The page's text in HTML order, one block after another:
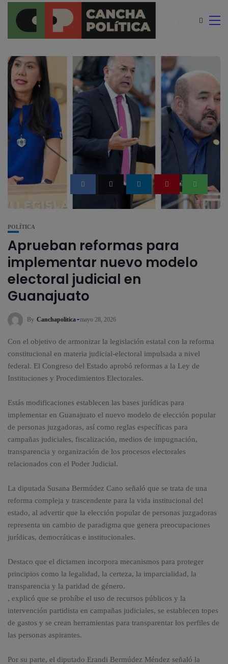
POLÍTICA
Aprueban reformas para
implementar nuevo modelo
electoral judicial en
Guanajuato
By Canchapolitica mayo 28, 2026
Con el objetivo de armonizar la legislación estatal con la reforma
constitucional en materia judicial-electoral impulsada a nivel
federal. El Congreso del Estado aprobó reformas a la Ley de
Instituciones y Procedimientos Electorales.
Estás modificaciones establecen las bases jurídicas para
implementar en Guanajuato el nuevo modelo de elección popular
de personas juzgadoras, así como reglas específicas para
campañas judiciales, fiscalización, medios de impugnación,
transparencia y organización de los procesos electorales
relacionados con el Poder Judicial.
La diputada Susana Bermúdez Cano señaló que se trata de una
reforma compleja y trascendente para la vida institucional del
estado, al advertir que la elección popular de personas juzgadoras
representa un cambio de paradigma que genera preocupaciones
jurídicas, democráticas e institucionales.
Destaco que el dictamen incorpora mecanismos para proteger
principios como la legalidad, la certeza, la imparcialidad, la
transparencia y la paridad de género.
, explicó que se prohíbe el uso de recursos públicos y la
intervención partidista en campañas judiciales, se establecen topes
de gastos y se crean herramientas para transparentar los perfiles de
las personas aspirantes.
Por su parte, el diputado Erandi Bermúdez Méndez señaló la